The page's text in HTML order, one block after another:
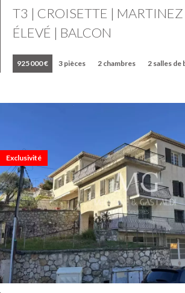
T3 | CROISETTE | MARTINEZ
ÉLEVÉ | BALCON
925 000 € 3 pièces 2 chambres 2 salles de
Exclusivité